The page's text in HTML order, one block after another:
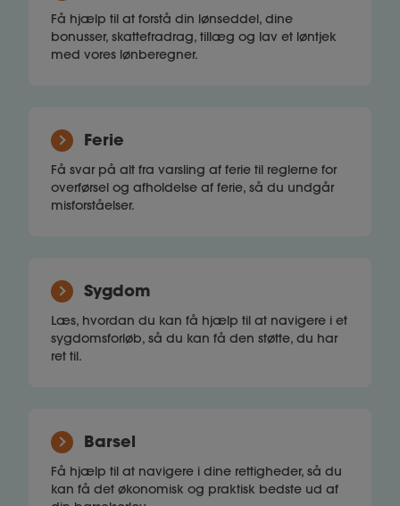
Få hjælp til at forstå din lønseddel, dine
bonusser, skattefradrag, tillæg og lav et løntjek
med vores lønberegner.
Ferie
Få svar på alt fra varsling af ferie til reglerne for
overførsel og afholdelse af ferie, så du undgår
misforståelser.
Sygdom
Læs, hvordan du kan få hjælp til at navigere i et
sygdomsforløb, så du kan få den støtte, du har
ret til.
Barsel
Få hjælp til at navigere i dine rettigheder, så du
kan få det økonomisk og praktisk bedste ud af